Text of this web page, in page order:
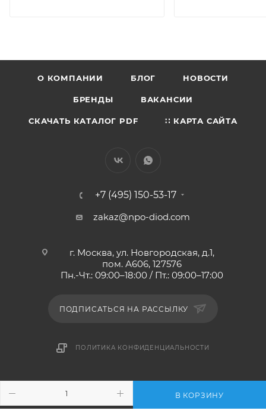
В КОРЗИНУ
О КОМПАНИИ БЛОГ НОВОСТИ
БРЕНДЫ ВАКАНСИИ
СКАЧАТЬ КАТАЛОГ PDF ∷ КАРТА САЙТА
+7 (495) 150-53-17
zakaz@npo-diod.com
г. Москва, ул. Новгородская, д.1,
пом. А606, 127576
Пн.-Чт.: 09:00–18:00 / Пт.: 09:00–17:00
ПОДПИСАТЬСЯ НА РАССЫЛКУ
ПОЛИТИКА КОНФИДЕНЦИАЛЬНОСТИ
2010-2026 © НПО ДИОД - интернет-магазин
антистатической одежды и обуви, мебели и оснащения.